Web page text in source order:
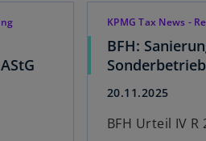
KPMG Tax News -
BFH:
20.11.2025
BFH Urteil IV R